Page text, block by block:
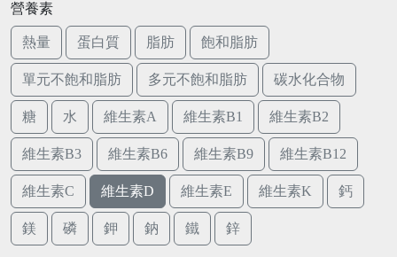
營養素
熱量 蛋白質 脂肪 飽和脂肪
單元不飽和脂肪 多元不飽和脂肪 碳水化合物
糖 水 維生素A 維生素B1 維生素B2
維生素B3 維生素B6 維生素B9 維生素B12
維生素C 維生素D 維生素E 維生素K 鈣
鎂 磷 鉀 鈉 鐵 鋅